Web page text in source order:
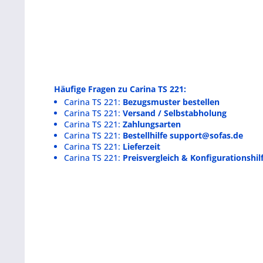
Häufige Fragen zu Carina TS 221:
Carina TS 221: Bezugsmuster bestellen
Carina TS 221: Versand / Selbstabholung
Carina TS 221: Zahlungsarten
Carina TS 221: Bestellhilfe support@sofas.de
Carina TS 221: Lieferzeit
Carina TS 221: Preisvergleich &